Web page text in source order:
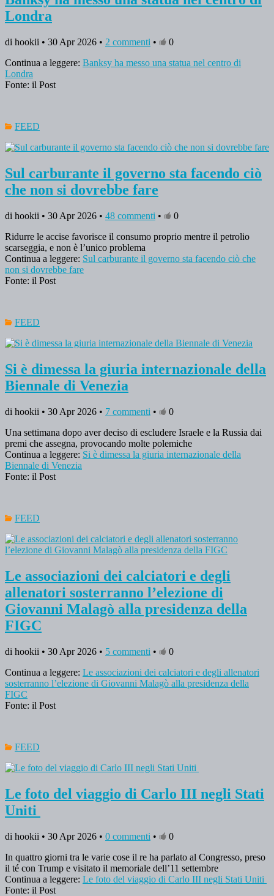
Londra
di hookii • 30 Apr 2026 • 2 commenti •
0
Continua a leggere: Banksy ha messo una statua nel centro di
Londra
Fonte: il Post
FEED
Sul carburante il governo sta facendo ciò
che non si dovrebbe fare
di hookii • 30 Apr 2026 • 48 commenti •
0
Ridurre le accise favorisce il consumo proprio mentre il petrolio
scarseggia, e non è l’unico problema
Continua a leggere: Sul carburante il governo sta facendo ciò che
non si dovrebbe fare
Fonte: il Post
FEED
Si è dimessa la giuria internazionale della
Biennale di Venezia
di hookii • 30 Apr 2026 • 7 commenti •
0
Una settimana dopo aver deciso di escludere Israele e la Russia dai
premi che assegna, provocando molte polemiche
Continua a leggere: Si è dimessa la giuria internazionale della
Biennale di Venezia
Fonte: il Post
FEED
Le associazioni dei calciatori e degli
allenatori sosterranno l’elezione di
Giovanni Malagò alla presidenza della
FIGC
di hookii • 30 Apr 2026 • 5 commenti •
0
Continua a leggere: Le associazioni dei calciatori e degli allenatori
sosterranno l’elezione di Giovanni Malagò alla presidenza della
FIGC
Fonte: il Post
FEED
Le foto del viaggio di Carlo III negli Stati
Uniti
di hookii • 30 Apr 2026 • 0 commenti •
0
In quattro giorni tra le varie cose il re ha parlato al Congresso, preso
il té con Trump e visitato il memoriale dell’11 settembre
Continua a leggere: Le foto del viaggio di Carlo III negli Stati Uniti
Fonte: il Post